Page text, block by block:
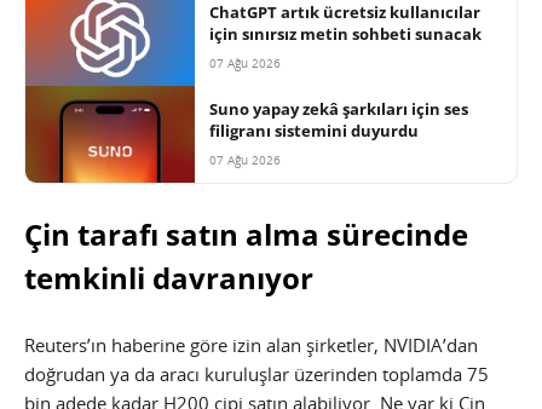
ChatGPT artık ücretsiz kullanıcılar
için sınırsız metin sohbeti sunacak
07 Ağu 2026
Suno yapay zekâ şarkıları için ses
filigranı sistemini duyurdu
07 Ağu 2026
Çin tarafı satın alma sürecinde
temkinli davranıyor
Reuters’ın haberine göre izin alan şirketler, NVIDIA’dan
doğrudan ya da aracı kuruluşlar üzerinden toplamda 75
bin adede kadar H200 çipi satın alabiliyor. Ne var ki Çin